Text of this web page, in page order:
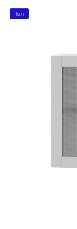
Топ